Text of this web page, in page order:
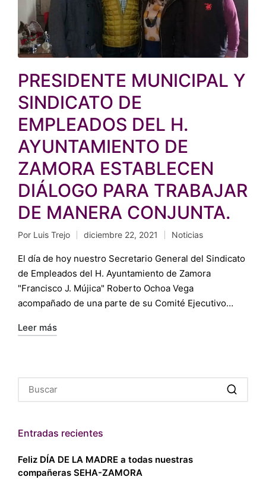
PRESIDENTE MUNICIPAL Y
SINDICATO DE
EMPLEADOS DEL H.
AYUNTAMIENTO DE
ZAMORA ESTABLECEN
DIÁLOGO PARA TRABAJAR
DE MANERA CONJUNTA.
Publicado
por
Por Luis Trejo diciembre 22, 2021
Publicado
en
Noticias
El día de hoy nuestro Secretario General del Sindicato
de Empleados del H. Ayuntamiento de Zamora
"Francisco J. Mújica" Roberto Ochoa Vega
acompañado de una parte de su Comité Ejecutivo…
Leer más
Entradas recientes
Feliz DÍA DE LA MADRE a todas nuestras
compañeras SEHA-ZAMORA